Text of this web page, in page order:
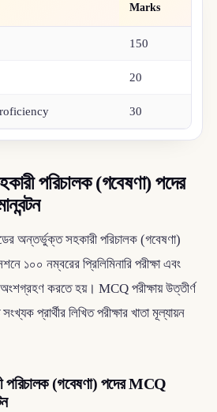
Marks
150
20
30
পরিচালক (গবেষণা) পদের
অন্তর্ভুক্ত সহকারী পরিচালক (গবেষণা)
১০০ নম্বরের প্রিলিমিনারি পরীক্ষা এবং
অংশগ্রহণ করতে হয়। MCQ পরীক্ষায় উত্তীর্ণ
সংখ্যক প্রার্থীর লিখিত পরীক্ষার খাতা মূল্যায়ন
পরিচালক (গবেষণা) পদের MCQ